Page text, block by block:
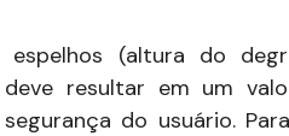
(altura do
deve resultar em um
do usuário.